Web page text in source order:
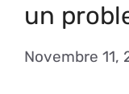
un
Novembre 11,